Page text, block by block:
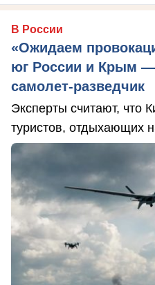
В России
«Ожидаем
юг России и Крым —
самолет-разведчик
Эксперты считают, что
туристов, отдыхающих